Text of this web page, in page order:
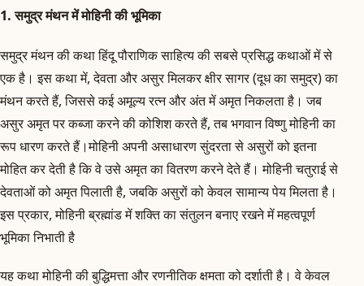
1. समुद्र मंथन में मोहिनी की भूमिका
समुद्र मंथन की कथा हिंदू पौराणिक साहित्य की सबसे प्रसिद्ध कथाओं में से
एक है। इस कथा में, देवता और असुर मिलकर क्षीर सागर (दूध का समुद्र) का
मंथन करते हैं, जिससे कई अमूल्य रत्न और अंत में अमृत निकलता है। जब
असुर अमृत पर कब्जा करने की कोशिश करते हैं, तब भगवान विष्णु मोहिनी का
रूप धारण करते हैं।मोहिनी अपनी असाधारण सुंदरता से असुरों को इतना
मोहित कर देती है कि वे उसे अमृत का वितरण करने देते हैं। मोहिनी चतुराई से
देवताओं को अमृत पिलाती है, जबकि असुरों को केवल सामान्य पेय मिलता है।
इस प्रकार, मोहिनी ब्रह्मांड में शक्ति का संतुलन बनाए रखने में महत्वपूर्ण
भूमिका निभाती है
यह कथा मोहिनी की बुद्धिमत्ता और रणनीतिक क्षमता को दर्शाती है। वे केवल